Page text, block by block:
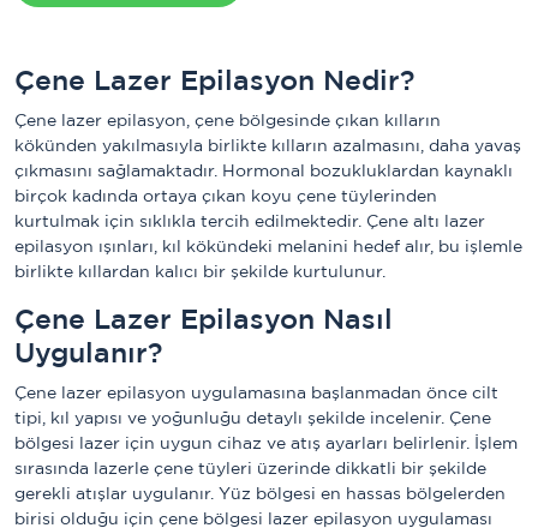
Çene Lazer Epilasyon Nedir?
Çene lazer epilasyon, çene bölgesinde çıkan kılların
kökünden yakılmasıyla birlikte kılların azalmasını, daha yavaş
çıkmasını sağlamaktadır. Hormonal bozukluklardan kaynaklı
birçok kadında ortaya çıkan koyu çene tüylerinden
kurtulmak için sıklıkla tercih edilmektedir. Çene altı lazer
epilasyon ışınları, kıl kökündeki melanini hedef alır, bu işlemle
birlikte kıllardan kalıcı bir şekilde kurtulunur.
Çene Lazer Epilasyon Nasıl
Uygulanır?
Çene lazer epilasyon uygulamasına başlanmadan önce cilt
tipi, kıl yapısı ve yoğunluğu detaylı şekilde incelenir. Çene
bölgesi lazer için uygun cihaz ve atış ayarları belirlenir. İşlem
sırasında lazerle çene tüyleri üzerinde dikkatli bir şekilde
gerekli atışlar uygulanır. Yüz bölgesi en hassas bölgelerden
birisi olduğu için çene bölgesi lazer epilasyon uygulaması